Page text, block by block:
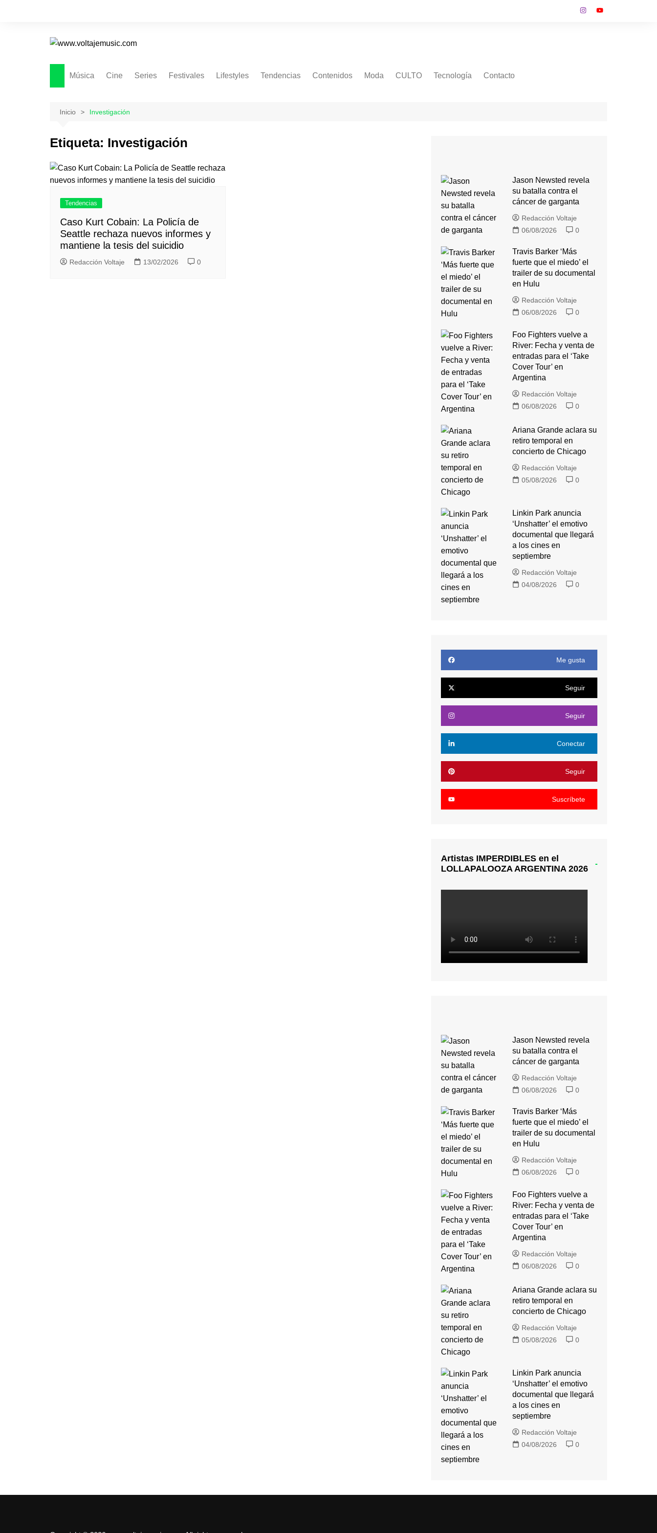
Música Cine Series Festivales Lifestyles Tendencias Contenidos Moda CULTO Tecnología Contacto
Inicio Investigación
Etiqueta: Investigación
Tendencias
Caso Kurt Cobain: La Policía de
Seattle rechaza nuevos informes y
mantiene la tesis del suicidio
Redacción Voltaje 13/02/2026 0
Jason Newsted revela
su batalla contra el
cáncer de garganta
Redacción Voltaje
06/08/2026
0
Travis Barker ‘Más
fuerte que el miedo’ el
trailer de su documental
en Hulu
Redacción Voltaje
06/08/2026
0
Foo Fighters vuelve a
River: Fecha y venta de
entradas para el ‘Take
Cover Tour’ en
Argentina
Redacción Voltaje
06/08/2026
0
Ariana Grande aclara su
retiro temporal en
concierto de Chicago
Redacción Voltaje
05/08/2026
0
Linkin Park anuncia
‘Unshatter’ el emotivo
documental que llegará
a los cines en
septiembre
Redacción Voltaje
04/08/2026
0
Me gusta
Seguir
Seguir
Conectar
Seguir
Suscríbete
Artistas IMPERDIBLES en el
LOLLAPALOOZA ARGENTINA 2026
Jason Newsted revela
su batalla contra el
cáncer de garganta
Redacción Voltaje
06/08/2026
0
Travis Barker ‘Más
fuerte que el miedo’ el
trailer de su documental
en Hulu
Redacción Voltaje
06/08/2026
0
Foo Fighters vuelve a
River: Fecha y venta de
entradas para el ‘Take
Cover Tour’ en
Argentina
Redacción Voltaje
06/08/2026
0
Ariana Grande aclara su
retiro temporal en
concierto de Chicago
Redacción Voltaje
05/08/2026
0
Linkin Park anuncia
‘Unshatter’ el emotivo
documental que llegará
a los cines en
septiembre
Redacción Voltaje
04/08/2026
0